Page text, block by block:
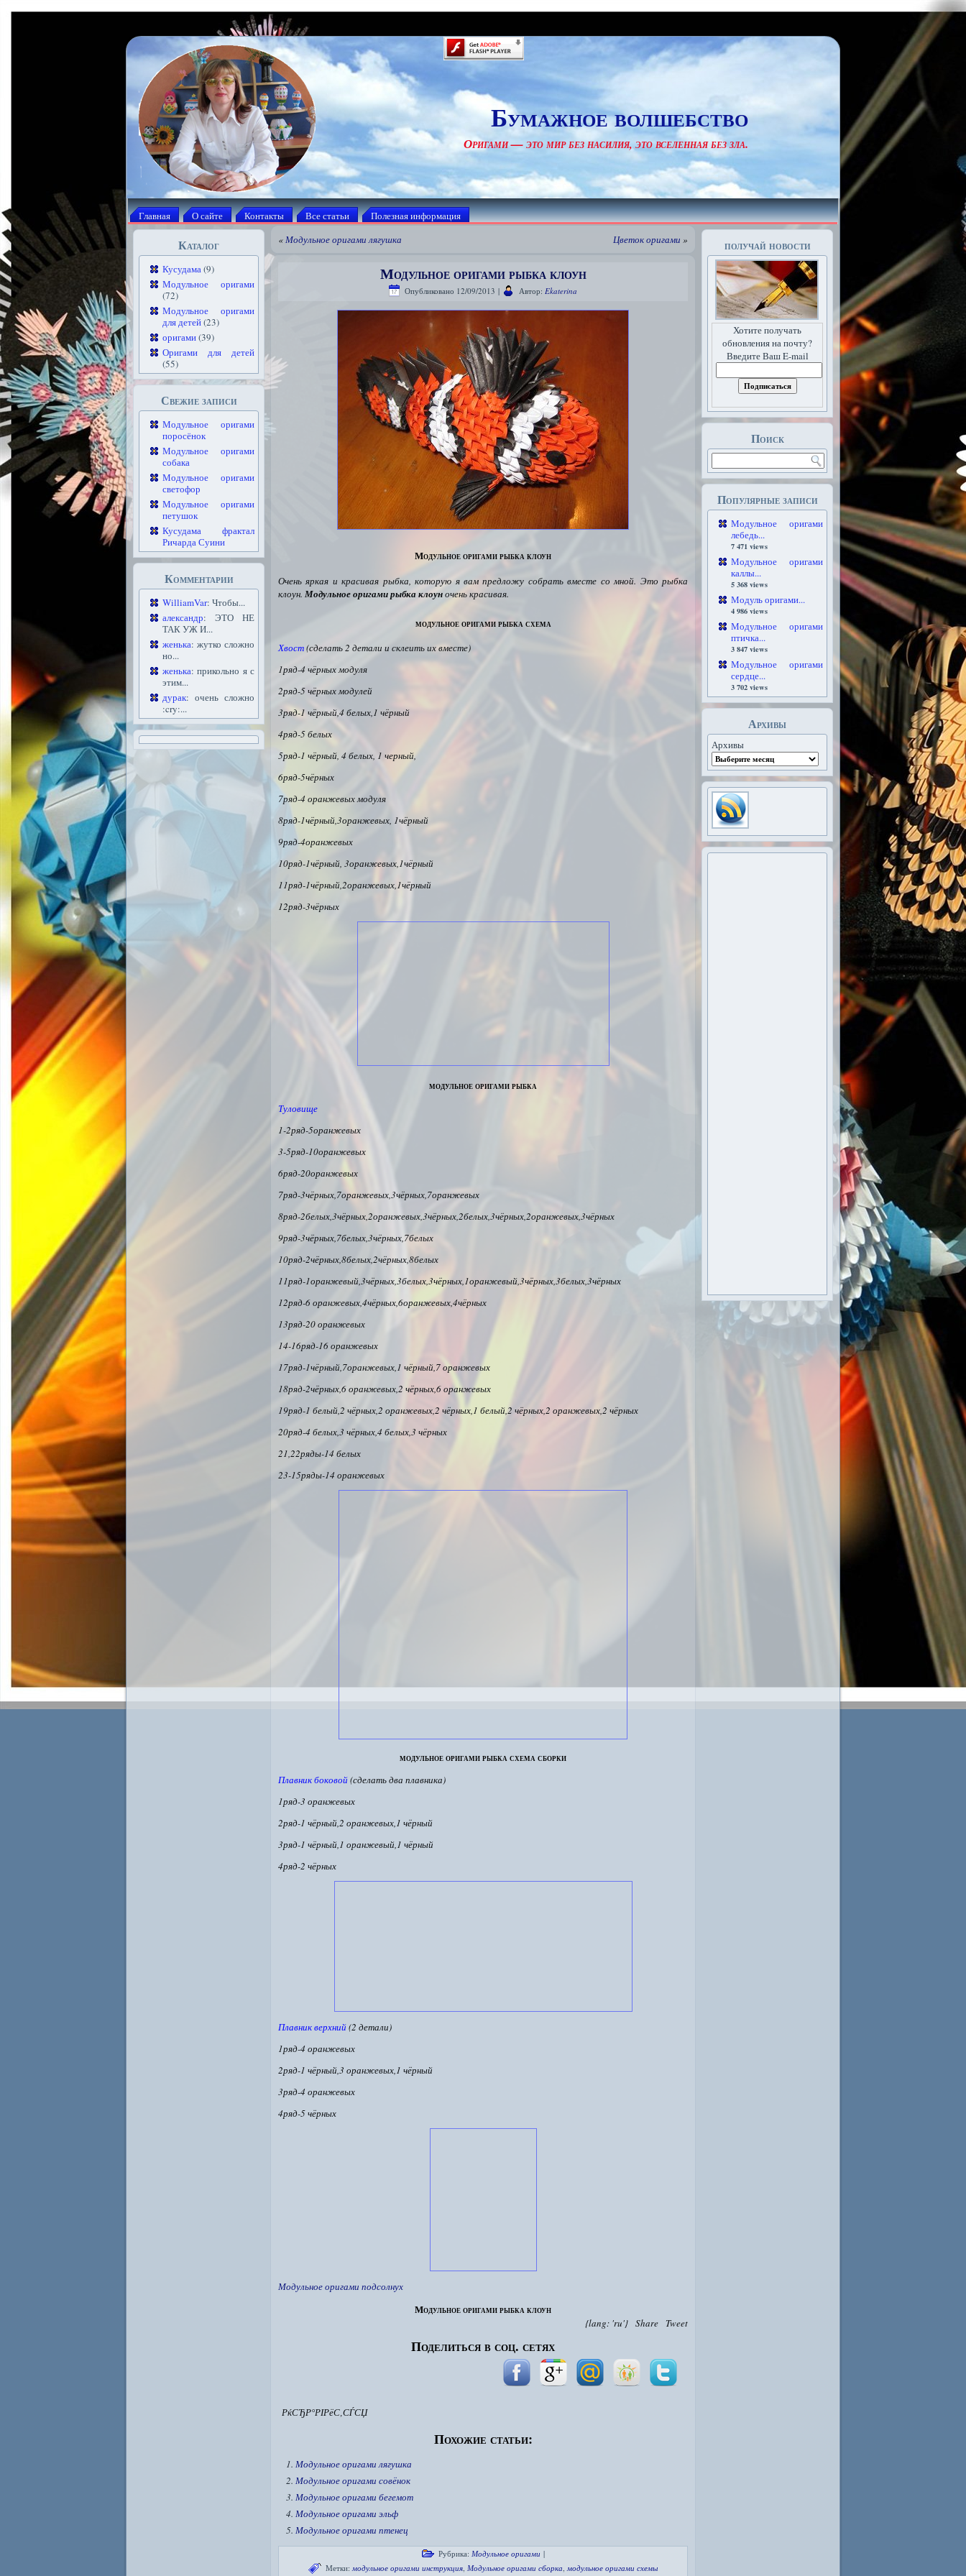
Бумажное волшебство
Оригами — это мир без насилия, это вселенная без зла.
Главная О сайте Контакты Все статьи Полезная информация
Каталог
Кусудама(9)
Модульное оригами
(72)
Модульное оригами
для детей(23)
оригами(39)
Оригами для детей
(55)
Свежие записи
Модульное оригами
поросёнок
Модульное оригами
собака
Модульное оригами
светофор
Модульное оригами
петушок
Кусудама фрактал
Ричарда Суини
Комментарии
WilliamVar: Чтобы...
александр: ЭТО НЕ
ТАК УЖ И...
женька: жутко сложно
но...
женька: прикольно я с
этим...
дурак: очень сложно
:cry:...
«Модульное оригами лягушка Цветок оригами »
Модульное оригами рыбка клоун
Опубликовано 12/09/2013 | Автор: Ekaterina
Модульное оригами рыбка клоун
Очень яркая и красивая рыбка, которую я вам предложу собрать вместе со мной. Это рыбка
клоун. Модульное оригами рыбка клоуночень красивая.
модульное оригами рыбка схема
Хвост(сделать 2 детали и склеить их вместе)
1ряд-4 чёрных модуля
2ряд-5 чёрных модулей
3ряд-1 чёрный,4 белых,1 чёрный
4ряд-5 белых
5ряд-1 чёрный, 4 белых, 1 черный,
6ряд-5чёрных
7ряд-4 оранжевых модуля
8ряд-1чёрный,3оранжевых, 1чёрный
9ряд-4оранжевых
10ряд-1чёрный, 3оранжевых,1чёрный
11ряд-1чёрный,2оранжевых,1чёрный
12ряд-3чёрных
модульное оригами рыбка
Туловище
1-2ряд-5оранжевых
3-5ряд-10оранжевых
6ряд-20оранжевых
7ряд-3чёрных,7оранжевых,3чёрных,7оранжевых
8ряд-2белых,3чёрных,2оранжевых,3чёрных,2белых,3чёрных,2оранжевых,3чёрных
9ряд-3чёрных,7белых,3чёрных,7белых
10ряд-2чёрных,8белых,2чёрных,8белых
11ряд-1оранжевый,3чёрных,3белых,3чёрных,1оранжевый,3чёрных,3белых,3чёрных
12ряд-6 оранжевых,4чёрных,6оранжевых,4чёрных
13ряд-20 оранжевых
14-16ряд-16 оранжевых
17ряд-1чёрный,7оранжевых,1 чёрный,7 оранжевых
18ряд-2чёрных,6 оранжевых,2 чёрных,6 оранжевых
19ряд-1 белый,2 чёрных,2 оранжевых,2 чёрных,1 белый,2 чёрных,2 оранжевых,2 чёрных
20ряд-4 белых,3 чёрных,4 белых,3 чёрных
21,22ряды-14 белых
23-15ряды-14 оранжевых
модульное оригами рыбка схема сборки
Плавник боковой(сделать два плавника)
1ряд-3 оранжевых
2ряд-1 чёрный,2 оранжевых,1 чёрный
3ряд-1 чёрный,1 оранжевый,1 чёрный
4ряд-2 чёрных
Плавник верхний(2 детали)
1ряд-4 оранжевых
2ряд-1 чёрный,3 оранжевых,1 чёрный
3ряд-4 оранжевых
4ряд-5 чёрных
Модульное оригами подсолнух
Модульное оригами рыбка клоун
Tweet
Share
{lang: 'ru'}
Поделиться в соц. сетях
РќСЂР°РІРёС‚СЃСЏ
Похожие статьи:
Модульное оригами лягушка
Модульное оригами совёнок
Модульное оригами бегемот
Модульное оригами эльф
Модульное оригами птенец
Рубрика: Модульное оригами |
Метки: модульное оригами инструкция, Модульное оригами сборка,модульное оригами схемы
получай новости
Хотите получать
обновления на почту?
Введите Ваш E-mail
Поиск
Популярные записи
Модульное оригами
лебедь...
7 471 views
Модульное оригами
каллы...
5 368 views
Модуль оригами...
4 986 views
Модульное оригами
птичка...
3 847 views
Модульное оригами
сердце...
3 702 views
Архивы
Архивы